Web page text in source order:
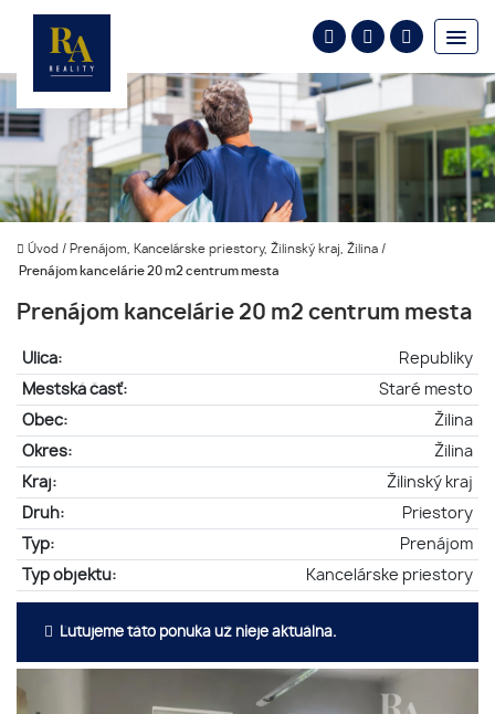
Úvod / Prenájom, Kancelárske priestory, Žilinský kraj, Žilina /
Prenájom kancelárie 20 m2 centrum mesta
Prenájom kancelárie 20 m2 centrum mesta
Ulica:
Republiky
Mestská časť:
Staré mesto
Obec:
Žilina
Okres:
Žilina
Kraj:
Žilinský kraj
Druh:
Priestory
Typ:
Prenájom
Typ objektu:
Kancelárske priestory
Ľutujeme táto ponuka už nieje aktuálna.